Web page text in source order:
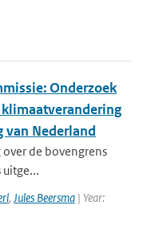
Onderzoek
van Nederland
de bovengrens
uitge...
, Jules Beersma | Year: